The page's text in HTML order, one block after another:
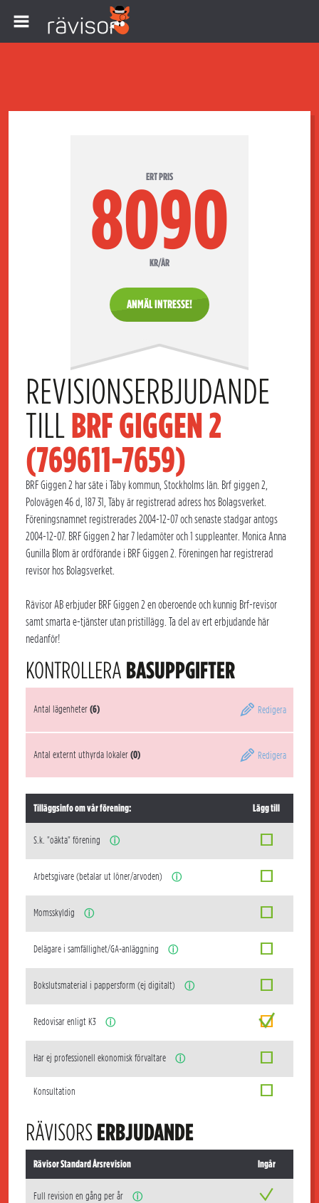
ERT PRIS
8090
KR/ÅR
ANMÄL INTRESSE!
REVISIONSERBJUDANDE
TILL BRF GIGGEN 2
(769611-7659)
BRF Giggen 2 har säte i Täby kommun, Stockholms län. Brf giggen 2,
Polovägen 46 d, 187 31, Täby är registrerad adress hos Bolagsverket.
Föreningsnamnet registrerades 2004-12-07 och senaste stadgar antogs
2004-12-07. BRF Giggen 2 har 7 ledamöter och 1 suppleanter. Monica Anna
Gunilla Blom är ordförande i BRF Giggen 2. Föreningen har registrerad
revisor hos Bolagsverket.
Rävisor AB erbjuder BRF Giggen 2 en oberoende och kunnig Brf-revisor
samt smarta e-tjänster utan pristillägg. Ta del av ert erbjudande här
nedanför!
KONTROLLERA BASUPPGIFTER
Antal lägenheter(6) Redigera
Antal externt uthyrda lokaler(0) Redigera
Tilläggsinfo om vår förening: Lägg till
S.k. "oäkta" förening ⓘ
Arbetsgivare (betalar ut löner/arvoden) ⓘ
Momsskyldig ⓘ
Delägare i samfällighet/GA-anläggning ⓘ
Bokslutsmaterial i pappersform (ej digitalt) ⓘ
Redovisar enligt K3 ⓘ
Har ej professionell ekonomisk förvaltare ⓘ
Konsultation
RÄVISORSERBJUDANDE
Rävisor Standard Årsrevision Ingår
Full revision en gång per år ⓘ